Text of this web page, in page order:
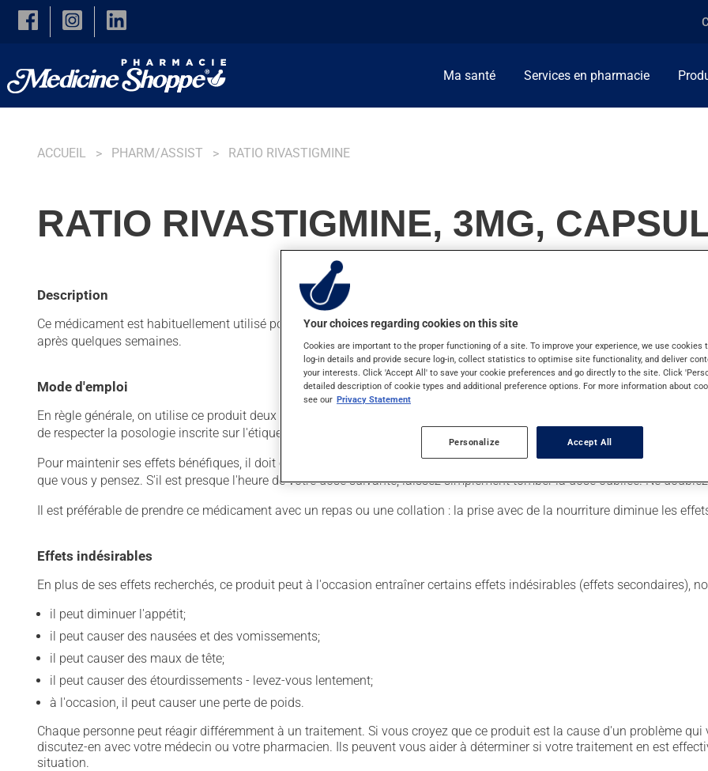
Skip to main content
Ma santé Services en pharmacie
ACCUEIL PHARM/ASSIST RATIO RIVASTIGMINE
RATIO RIVASTIGMINE, 3MG,
Description
Ce médicament est habituellement utilisé pour le traitement de la maladie d'Alzheimer. On l'emploie aussi en appoint
après quelques semaines.
Mode d'emploi
En règle générale, on utilise ce produit deux fois par jour. Il est possible que votre pharmacien vous ait indiqué un
de respecter la posologie inscrite sur l'étiquette. N'en utilisez pas plus, ni plus souvent qu'indiqué.
Pour maintenir ses effets bénéfiques, il doit être utilisé de façon régulière et continue. Assurez-vous de ne jamais en
que vous y pensez. S'il est presque l'heure de votre dose suivante, laissez simplement tomber la dose oubliée. Ne
Il est préférable de prendre ce médicament avec un repas ou une collation : la prise avec de la nourriture diminue les
Effets indésirables
En plus de ses effets recherchés, ce produit peut à l'occasion entraîner certains effets indésirables (effets secondaires),
il peut diminuer l'appétit;
il peut causer des nausées et des vomissements;
il peut causer des maux de tête;
il peut causer des étourdissements - levez-vous lentement;
à l'occasion, il peut causer une perte de poids.
Chaque personne peut réagir différemment à un traitement. Si vous croyez que ce produit est la cause d'un problème
discutez-en avec votre médecin ou votre pharmacien. Ils peuvent vous aider à déterminer si votre traitement en est
situation.
Your choices regarding cookies on this site
Cookies are important to the proper functioning of a site. To improve your experience, we use cookies
log-in details and provide secure log-in, collect statistics to optimise site functionality, and deliver
your interests. Click 'Accept All' to save your cookie preferences and go directly to the site. Click
detailed description of cookie types and additional preference options. For more information about
see our Privacy Statement
Personalize Accept All